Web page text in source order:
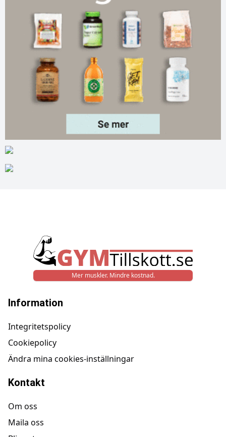
Mer muskler. Mindre kostnad.
Information
Integritetspolicy
Cookiepolicy
Ändra mina cookies-inställningar
Kontakt
Om oss
Maila oss